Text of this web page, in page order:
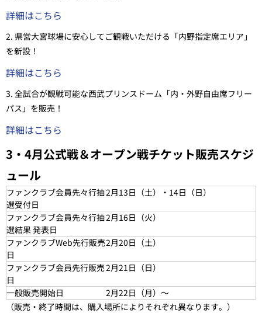
詳細はこちら
2. 県営大宮球場に安心してご観戦いただける 「内野指定席エリア」
を新設！
詳細はこちら
3. 全試合が観戦可能な西武プリンスドーム 「内・外野自由席フリー
パス」 を販売！
詳細はこちら
3・4月公式戦＆オープン戦チケット販売スケジ
ュール
ファンクラブ会員先々行抽
選受付日
2月13日（土）・14日（日）
ファンクラブ会員先々行抽
選結果 発表日
2月16日（火）
ファンクラブWeb先行販売
日
2月20日（土）
ファンクラブ会員先行販売
日
2月21日（日）
一般販売開始日
2月22日（月）～
（販売・終了時間は、購入場所によりそれぞれ異なります。）